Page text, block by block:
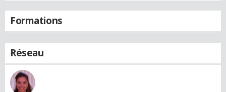
Formations
Réseau